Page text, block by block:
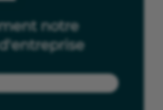
notre